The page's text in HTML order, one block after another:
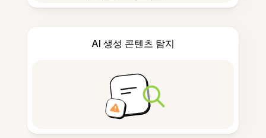
AI 생성 콘텐츠 탐지